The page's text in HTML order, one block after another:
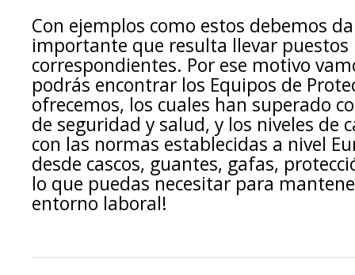
Con ejemplos como estos debemos
importante que resulta llevar puestos
correspondientes. Por ese motivo
podrás encontrar los Equipos de
ofrecemos, los cuales han superado
de seguridad y salud, y los niveles de
con las normas establecidas a nivel
desde cascos, guantes, gafas,
lo que puedas necesitar para
entorno laboral!